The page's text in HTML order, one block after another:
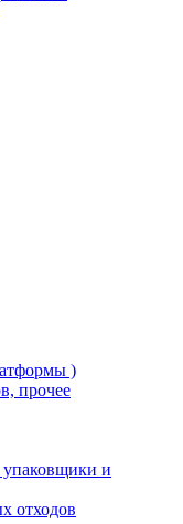
)
прочее
и
отходов